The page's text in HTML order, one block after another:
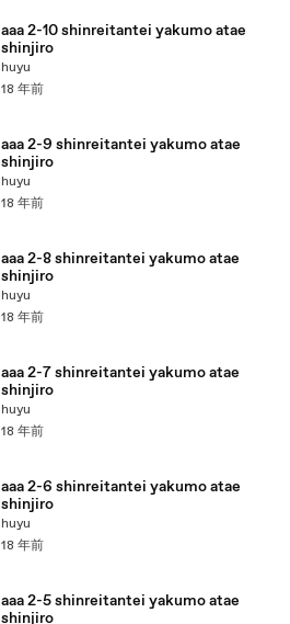
aaa 2-10 shinreitantei yakumo atae
shinjiro
huyu
18 年前
aaa 2-9 shinreitantei yakumo atae
shinjiro
huyu
18 年前
aaa 2-8 shinreitantei yakumo atae
shinjiro
huyu
18 年前
aaa 2-7 shinreitantei yakumo atae
shinjiro
huyu
18 年前
aaa 2-6 shinreitantei yakumo atae
shinjiro
huyu
18 年前
aaa 2-5 shinreitantei yakumo atae
shinjiro